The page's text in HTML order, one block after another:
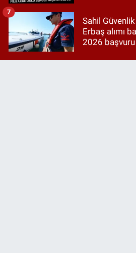
Sahil
Erbaş alımı
2026 başvuru
7